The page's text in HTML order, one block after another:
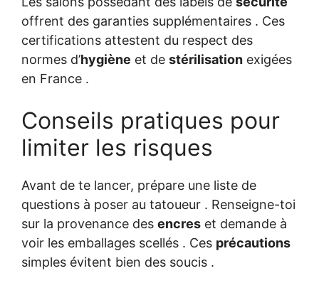
offrent des garanties supplémentaires . Ces
certifications attestent du respect des
normes d’hygiène et de stérilisation exigées
en France .
Conseils pratiques pour
limiter les risques
Avant de te lancer, prépare une liste de
questions à poser au tatoueur . Renseigne-toi
sur la provenance des encres et demande à
voir les emballages scellés . Ces précautions
simples évitent bien des soucis .